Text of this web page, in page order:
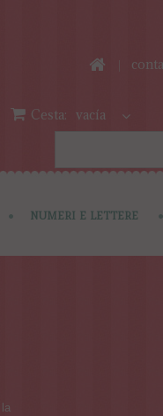
Cesta: vacía
NUMERI E LETTERE